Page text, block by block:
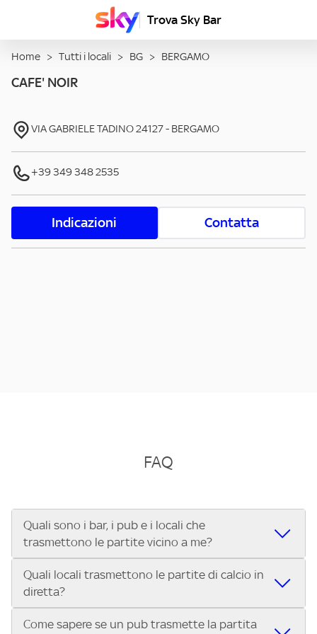
Trova Sky Bar
Home > Tutti i locali > BG > BERGAMO
CAFE' NOIR
VIA GABRIELE TADINO24127- BERGAMO
+39 349 348 2535
Indicazioni Contatta
FAQ
Quali sono i bar, i pub e i locali che
trasmettono le partite vicino a me?
Se cerchi un bar, pub, ristorante o locale vicino a te per
vedere le partite di Serie A ENILIVE, la Serie C Sky Wifi, la
UEFA Champions League, la UEFA Europa League, la UEFA
Conference League, il Tennis, la Formula 1®, la MotoGP™ e
Quali locali trasmettono le partite di calcio in
diretta?
Vuoi sapere quali bar, pub o ristoranti mostrano le partite
Come sapere se un pub trasmette la partita